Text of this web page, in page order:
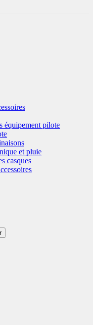
équipement pilote
et pluie
casques